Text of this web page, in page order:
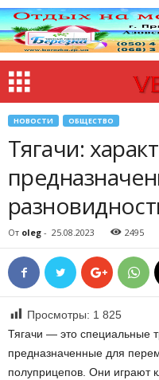
НОВОСТИ ОБЩЕСТВО
Тягачи:
От oleg - 25.08.2023 2495
Просмотры: 1 825
Тягачи — это специальные
предназначенные для
полуприцепов. Они играют